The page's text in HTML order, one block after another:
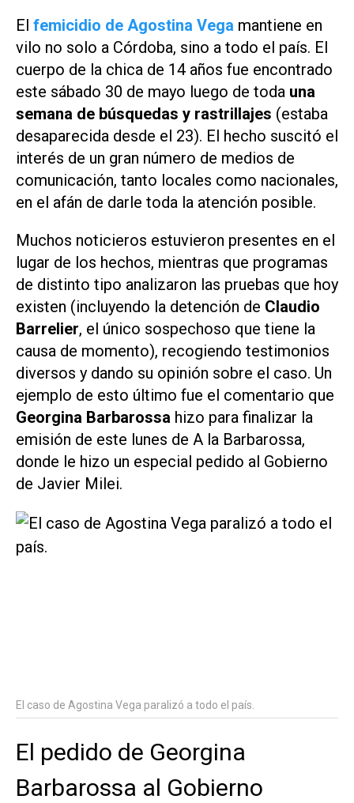
El femicidio de Agostina Vega mantiene en
vilo no solo a Córdoba, sino a todo el país. El
cuerpo de la chica de 14 años fue encontrado
este sábado 30 de mayo luego de toda una
semana de búsquedas y rastrillajes (estaba
desaparecida desde el 23). El hecho suscitó el
interés de un gran número de medios de
comunicación, tanto locales como nacionales,
en el afán de darle toda la atención posible.
Muchos noticieros estuvieron presentes en el
lugar de los hechos, mientras que programas
de distinto tipo analizaron las pruebas que hoy
existen (incluyendo la detención de Claudio
Barrelier, el único sospechoso que tiene la
causa de momento), recogiendo testimonios
diversos y dando su opinión sobre el caso. Un
ejemplo de esto último fue el comentario que
Georgina Barbarossa hizo para finalizar la
emisión de este lunes de A la Barbarossa,
donde le hizo un especial pedido al Gobierno
de Javier Milei.
El caso de Agostina Vega paralizó a todo el país.
El pedido de Georgina
Barbarossa al Gobierno